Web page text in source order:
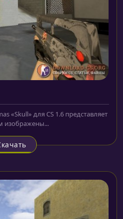
«Skull» для CS 1.6 представляет
изображены...